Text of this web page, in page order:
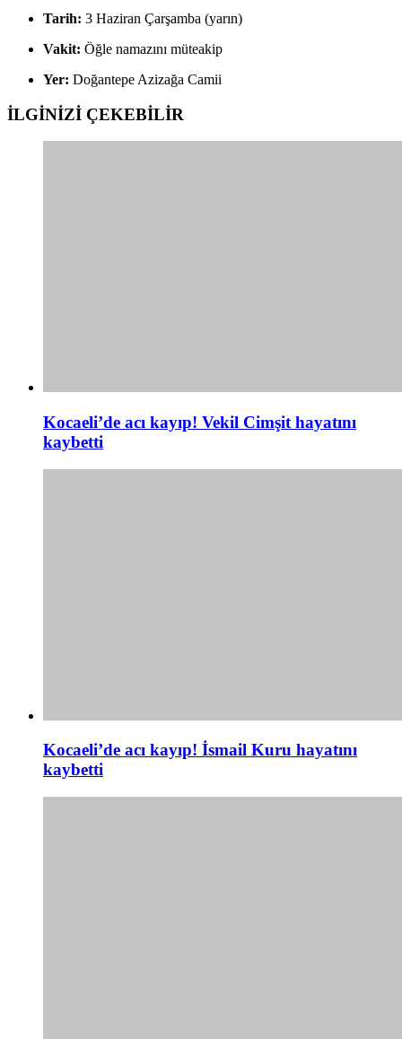
Tarih: 3 Haziran Çarşamba (yarın)
Vakit: Öğle namazını müteakip
Yer: Doğantepe Azizağa Camii
İLGİNİZİ ÇEKEBİLİR
Kocaeli’de acı kayıp! Vekil Cimşit hayatını
kaybetti
Kocaeli’de acı kayıp! İsmail Kuru hayatını
kaybetti